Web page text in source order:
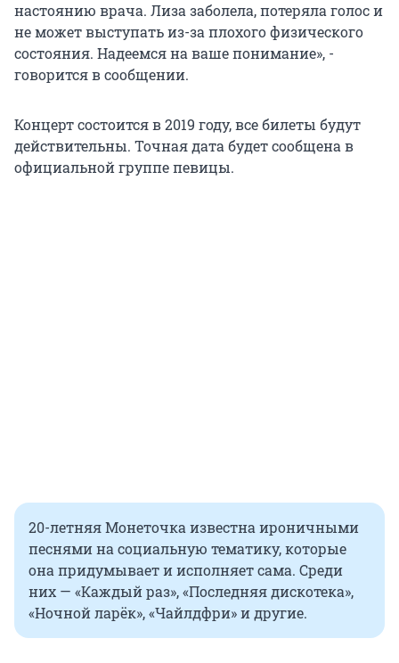
настоянию врача. Лиза заболела, потеряла голос и
не может выступать из-за плохого физического
состояния. Надеемся на ваше понимание», -
говорится в сообщении.
Концерт состоится в 2019 году, все билеты будут
действительны. Точная дата будет сообщена в
официальной группе певицы.
20-летняя Монеточка известна ироничными
песнями на социальную тематику, которые
она придумывает и исполняет сама. Среди
них — «Каждый раз», «Последняя дискотека»,
«Ночной ларёк», «Чайлдфри» и другие.